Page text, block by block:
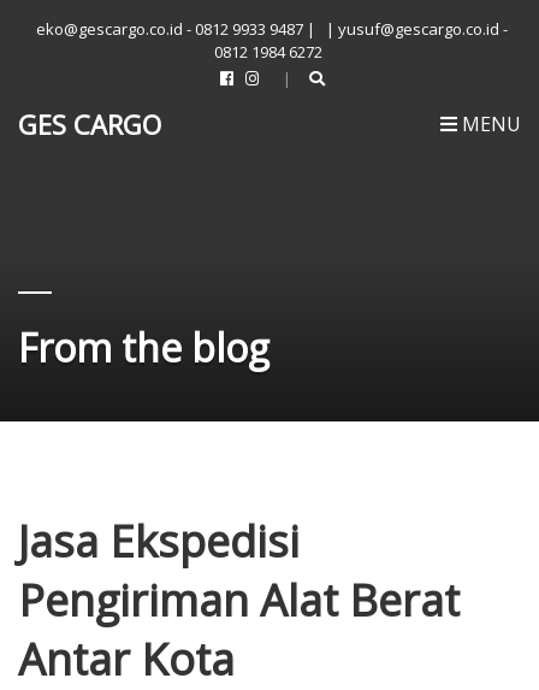
eko@gescargo.co.id - 0812 9933 9487 |
| yusuf@gescargo.co.id -
0812 1984 6272
GES CARGO MENU
From the blog
Jasa Ekspedisi
Pengiriman Alat Berat
Antar Kota